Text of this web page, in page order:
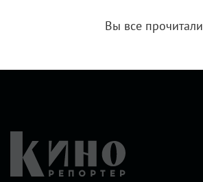
Вы все прочитали